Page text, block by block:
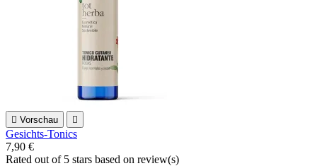
 Vorschau 
Gesichts-Tonics
7,90 €
Rated out of 5 stars based on review(s)